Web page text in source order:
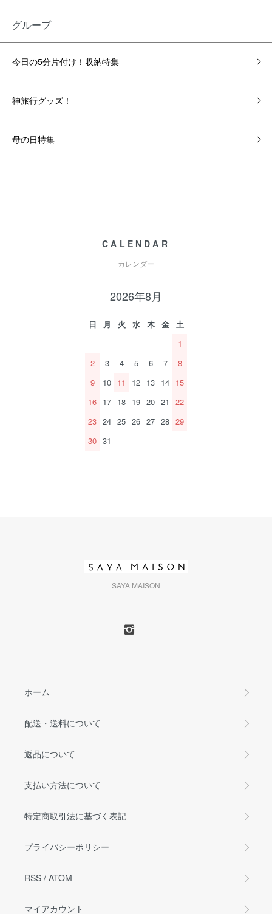
グループ
今日の5分片付け！収納特集
神旅行グッズ！
母の日特集
CALENDAR
カレンダー
2026年8月
日 月 火 水 木 金
土
1
2
3 4 5 6 7
8
9
10 11 12 13 14 15
16 17 18 19 20 21
22
23 24 25 26 27 28 29
30 31
SAYA MAISON
ホーム
配送・送料について
返品について
支払い方法について
特定商取引法に基づく表記
プライバシーポリシー
RSS / ATOM
マイアカウント